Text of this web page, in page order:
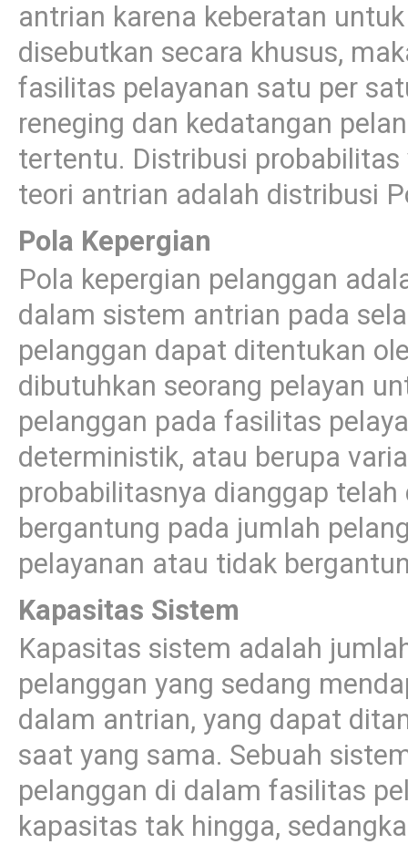
antrian karena keberatan
disebutkan secara khusus,
fasilitas pelayanan satu per
reneging dan kedatangan
tertentu. Distribusi
teori antrian adalah distribusi
Pola Kepergian
Pola kepergian pelanggan
dalam sistem antrian pada
pelanggan dapat ditentukan
dibutuhkan seorang pelayan
pelanggan pada fasilitas
deterministik, atau berupa
probabilitasnya dianggap
bergantung pada jumlah
pelayanan atau tidak
Kapasitas Sistem
Kapasitas sistem adalah
pelanggan yang sedang
dalam antrian, yang dapat
saat yang sama. Sebuah
pelanggan di dalam fasilitas
kapasitas tak hingga,